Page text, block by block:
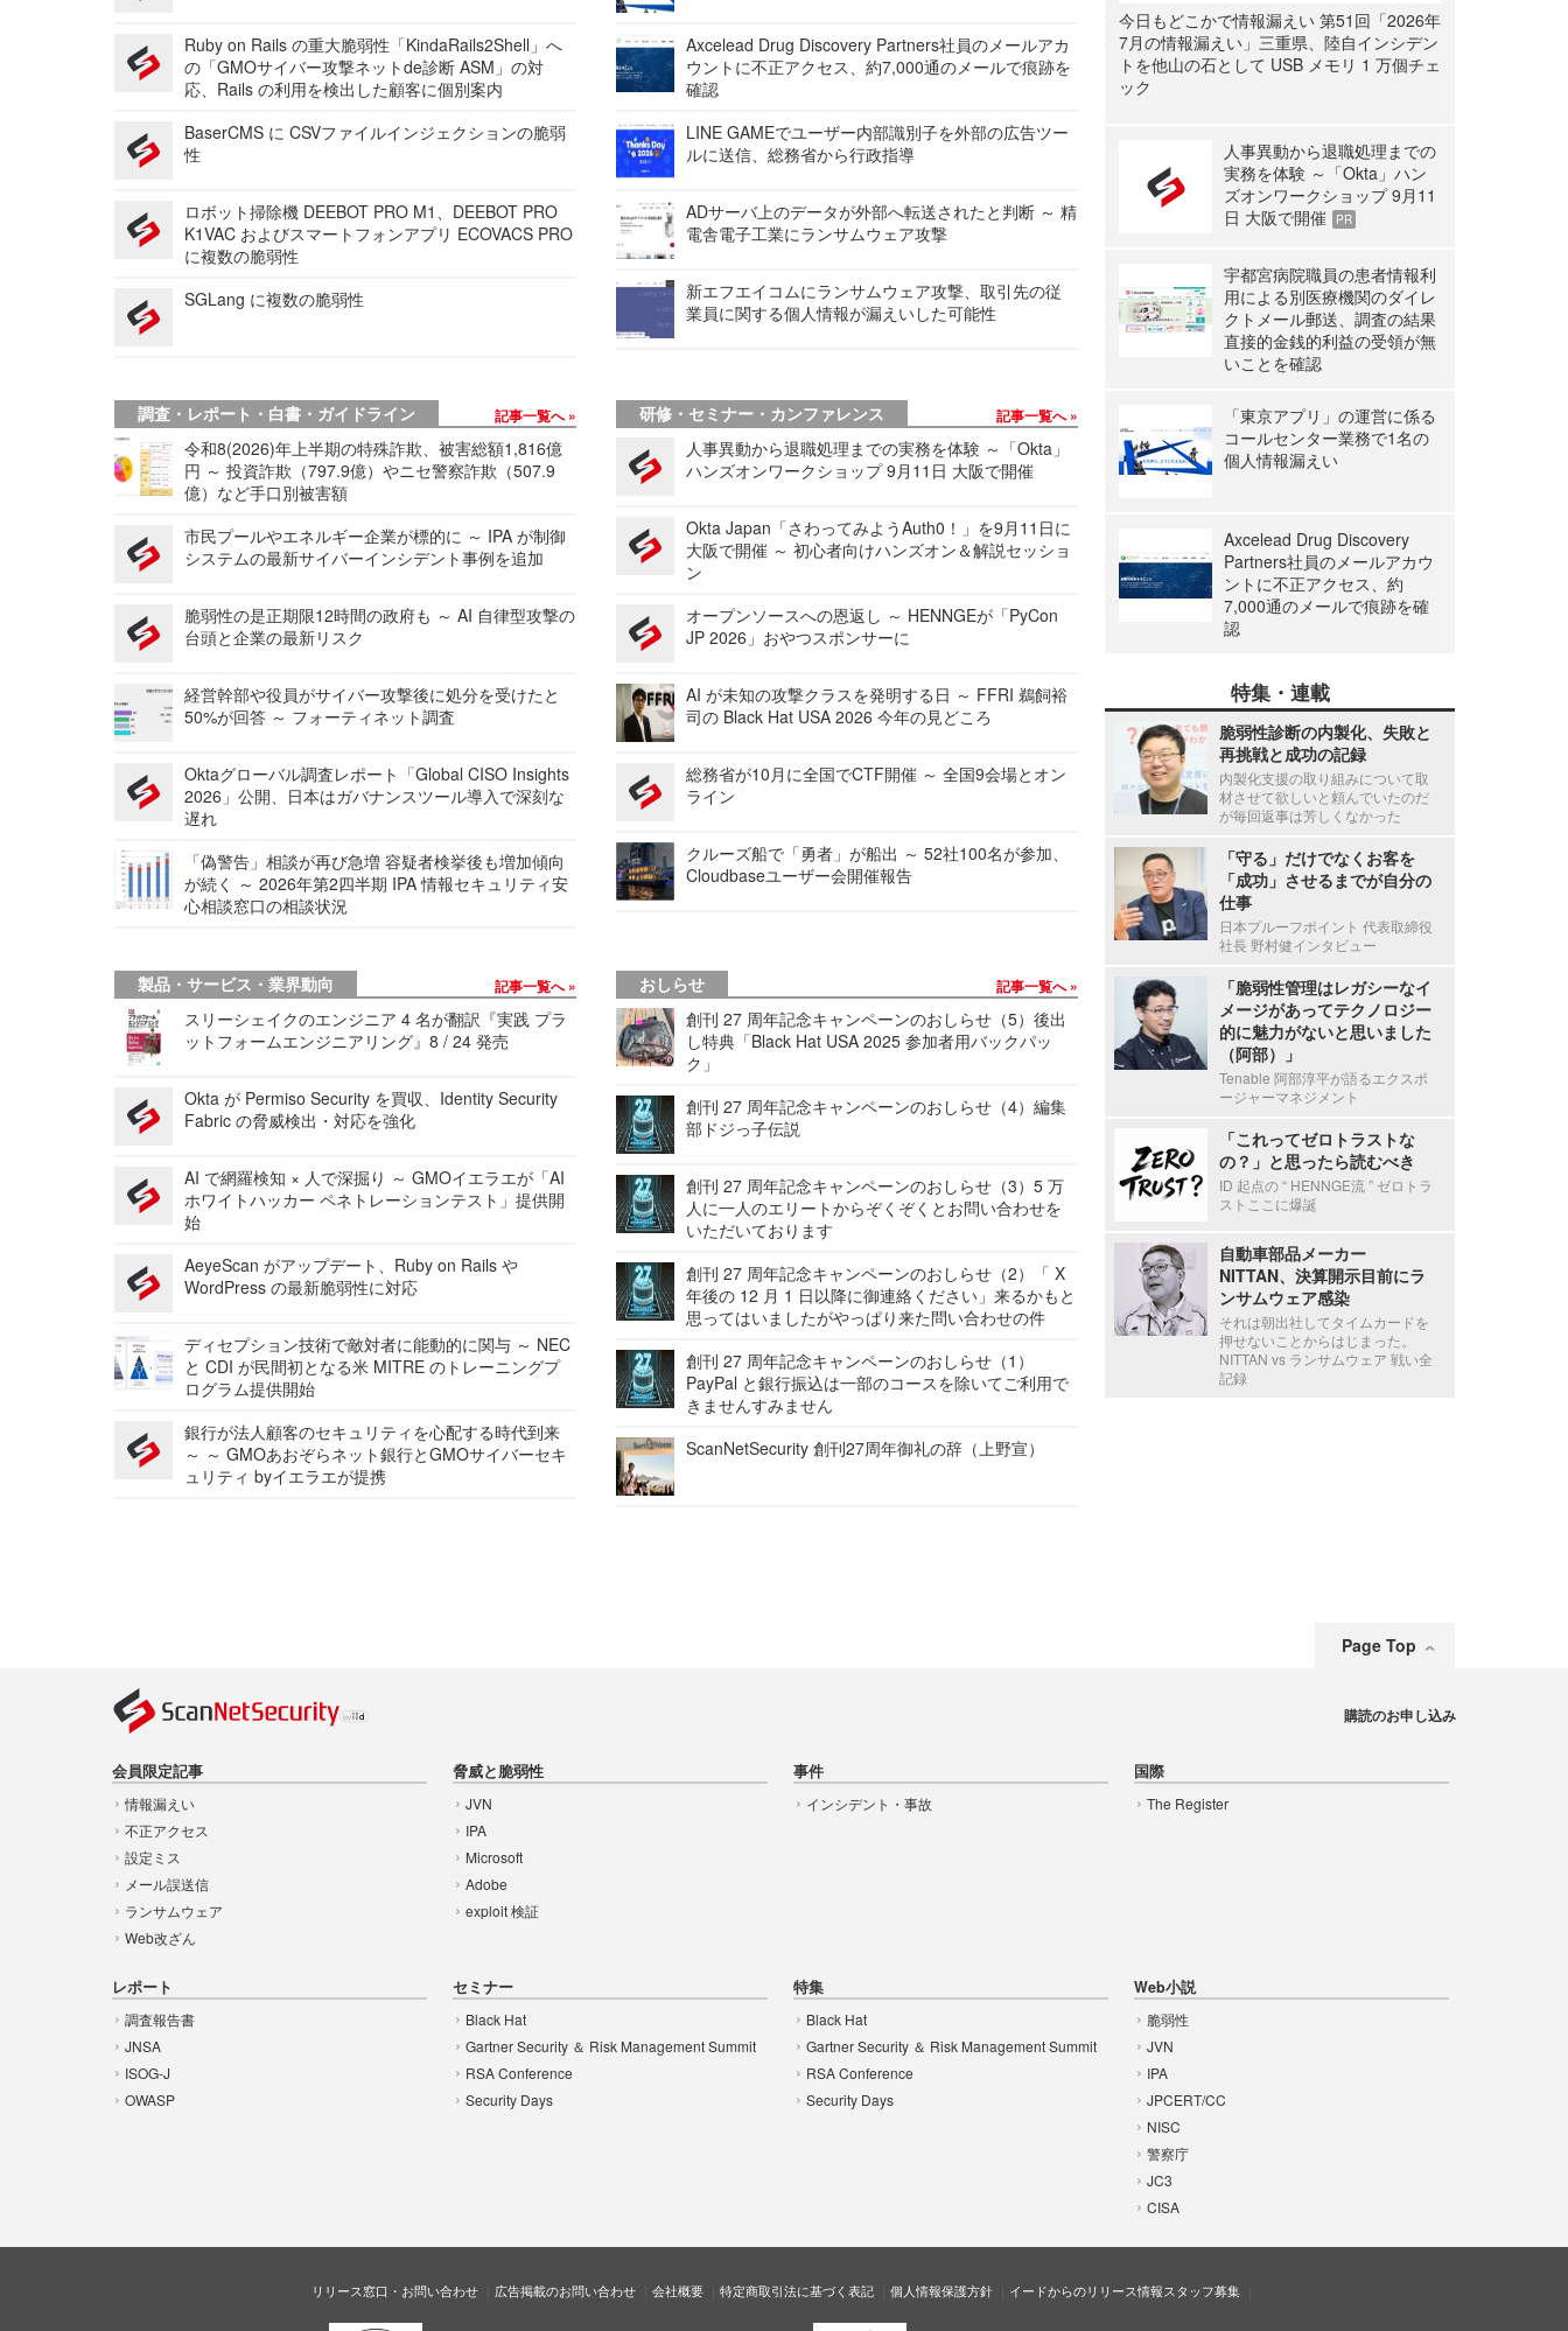
Ruby on Rails の重大脆弱性「KindaRails2Shell」へ
の「GMOサイバー攻撃ネットde診断 ASM」の対
応、Rails の利用を検出した顧客に個別案内
BaserCMS に CSVファイルインジェクションの脆弱
性
ロボット掃除機 DEEBOT PRO M1、DEEBOT PRO
K1VAC およびスマートフォンアプリ ECOVACS PRO
に複数の脆弱性
SGLang に複数の脆弱性
Axcelead Drug Discovery Partners社員のメールアカ
ウントに不正アクセス、約7,000通のメールで痕跡を
確認
LINE GAMEでユーザー内部識別子を外部の広告ツー
ルに送信、総務省から行政指導
ADサーバ上のデータが外部へ転送されたと判断 ～ 精
電舎電子工業にランサムウェア攻撃
新エフエイコムにランサムウェア攻撃、取引先の従
業員に関する個人情報が漏えいした可能性
調査・レポート・白書・ガイドライン 記事一覧へ
令和8(2026)年上半期の特殊詐欺、被害総額1,816億
円 ～ 投資詐欺（797.9億）やニセ警察詐欺（507.9
億）など手口別被害額
市民プールやエネルギー企業が標的に ～ IPA が制御
システムの最新サイバーインシデント事例を追加
脆弱性の是正期限12時間の政府も ～ AI 自律型攻撃の
台頭と企業の最新リスク
経営幹部や役員がサイバー攻撃後に処分を受けたと
50%が回答 ～ フォーティネット調査
Oktaグローバル調査レポート「Global CISO Insights
2026」公開、日本はガバナンスツール導入で深刻な
遅れ
「偽警告」相談が再び急増 容疑者検挙後も増加傾向
が続く ～ 2026年第2四半期 IPA 情報セキュリティ安
心相談窓口の相談状況
研修・セミナー・カンファレンス 記事一覧へ
人事異動から退職処理までの実務を体験 ～「Okta」
ハンズオンワークショップ 9月11日 大阪で開催
Okta Japan「さわってみようAuth0！」を9月11日に
大阪で開催 ～ 初心者向けハンズオン＆解説セッショ
ン
オープンソースへの恩返し ～ HENNGEが「PyCon
JP 2026」おやつスポンサーに
AI が未知の攻撃クラスを発明する日 ～ FFRI 鵜飼裕
司の Black Hat USA 2026 今年の見どころ
総務省が10月に全国でCTF開催 ～ 全国9会場とオン
ライン
クルーズ船で「勇者」が船出 ～ 52社100名が参加、
Cloudbaseユーザー会開催報告
製品・サービス・業界動向 記事一覧へ
スリーシェイクのエンジニア 4 名が翻訳『実践 プラ
ットフォームエンジニアリング』8 / 24 発売
Okta が Permiso Security を買収、Identity Security
Fabric の脅威検出・対応を強化
AI で網羅検知 × 人で深掘り ～ GMOイエラエが「AI
ホワイトハッカー ペネトレーションテスト」提供開
始
AeyeScan がアップデート、Ruby on Rails や
WordPress の最新脆弱性に対応
ディセプション技術で敵対者に能動的に関与 ～ NEC
と CDI が民間初となる米 MITRE のトレーニングプ
ログラム提供開始
銀行が法人顧客のセキュリティを心配する時代到来
～ ～ GMOあおぞらネット銀行とGMOサイバーセキ
ュリティ byイエラエが提携
おしらせ 記事一覧へ
創刊 27 周年記念キャンペーンのおしらせ（5）後出
し特典「Black Hat USA 2025 参加者用バックパッ
ク」
創刊 27 周年記念キャンペーンのおしらせ（4）編集
部ドジっ子伝説
創刊 27 周年記念キャンペーンのおしらせ（3）5 万
人に一人のエリートからぞくぞくとお問い合わせを
いただいております
創刊 27 周年記念キャンペーンのおしらせ（2）「 X
年後の 12 月 1 日以降に御連絡ください」来るかもと
思ってはいましたがやっぱり来た問い合わせの件
創刊 27 周年記念キャンペーンのおしらせ（1）
PayPal と銀行振込は一部のコースを除いてご利用で
きませんすみません
ScanNetSecurity 創刊27周年御礼の辞（上野宣）
今日もどこかで情報漏えい 第51回「2026年
7月の情報漏えい」三重県、陸自インシデン
トを他山の石として USB メモリ 1 万個チェ
ック
人事異動から退職処理までの
実務を体験 ～「Okta」ハン
ズオンワークショップ 9月11
日 大阪で開催
PR
宇都宮病院職員の患者情報利
用による別医療機関のダイレ
クトメール郵送、調査の結果
直接的金銭的利益の受領が無
いことを確認
「東京アプリ」の運営に係る
コールセンター業務で1名の
個人情報漏えい
Axcelead Drug Discovery
Partners社員のメールアカウ
ントに不正アクセス、約
7,000通のメールで痕跡を確
認
特集・連載
脆弱性診断の内製化、失敗と
再挑戦と成功の記録
内製化支援の取り組みについて取
材させて欲しいと頼んでいたのだ
が毎回返事は芳しくなかった
「守る」だけでなくお客を
「成功」させるまでが自分の
仕事
日本プルーフポイント 代表取締役
社長 野村健インタビュー
「脆弱性管理はレガシーなイ
メージがあってテクノロジー
的に魅力がないと思いました
（阿部）」
Tenable 阿部淳平が語るエクスポ
ージャーマネジメント
「これってゼロトラストな
の？」と思ったら読むべき
ID 起点の “ HENNGE流 ” ゼロトラ
ストここに爆誕
自動車部品メーカー
NITTAN、決算開示目前にラ
ンサムウェア感染
それは朝出社してタイムカードを
押せないことからはじまった。
NITTAN vs ランサムウェア 戦い全
記録
Page Top
会員限定記事
情報漏えい
不正アクセス
設定ミス
メール誤送信
ランサムウェア
Web改ざん
脅威と脆弱性
JVN
IPA
Microsoft
Adobe
exploit 検証
事件
インシデント・事故
国際
The Register
レポート
調査報告書
JNSA
ISOG-J
OWASP
セミナー
Black Hat
Gartner Security ＆ Risk Management Summit
RSA Conference
Security Days
特集
Black Hat
Gartner Security ＆ Risk Management Summit
RSA Conference
Security Days
Web小説
脆弱性
JVN
IPA
JPCERT/CC
NISC
警察庁
JC3
CISA
購読のお申し込み
リリース窓口・お問い合わせ 広告掲載のお問い合わせ 会社概要 特定商取引法に基づく表記 個人情報保護方針 イードからのリリース情報スタッフ募集